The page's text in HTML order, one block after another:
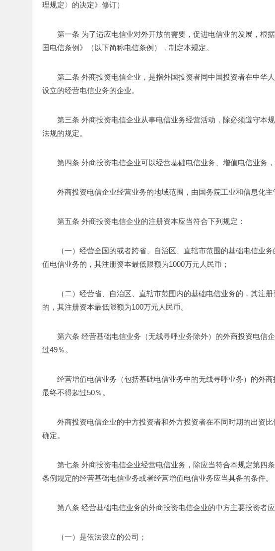
理规定〉的决定》修订）
第一条 为了适应电信业对外开放的需要，促进电信业的发展，根
国电信条例》（以下简称电信条例），制定本规定。
第二条 外商投资电信企业，是指外国投资者同中国投资者在中华
设立的经营电信业务的企业。
第三条 外商投资电信企业从事电信业务经营活动，除必须遵守本
法规的规定。
第四条 外商投资电信企业可以经营基础电信业务、增值电信业务
外商投资电信企业经营业务的地域范围，由国务院工业和信息化主
第五条 外商投资电信企业的注册资本应当符合下列规定：
（一）经营全国的或者跨省、自治区、直辖市范围的基础电信业
值电信业务的，其注册资本最低限额为1000万元人民币；
（二）经营省、自治区、直辖市范围内的基础电信业务的，其注
的，其注册资本最低限额为100万元人民币。
第六条 经营基础电信业务（无线寻呼业务除外）的外商投资电信
过49％。
经营增值电信业务（包括基础电信业务中的无线寻呼业务）的外
最终不得超过50％。
外商投资电信企业的中方投资者和外方投资者在不同时期的出资
确定。
第七条 外商投资电信企业经营电信业务，除应当符合本规定第四
条例规定的经营基础电信业务或者经营增值电信业务应当具备的条件。
第八条 经营基础电信业务的外商投资电信企业的中方主要投资者
（一）是依法设立的公司；